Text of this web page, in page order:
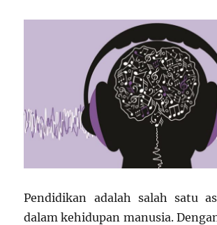
Pendidikan adalah salah satu
dalam kehidupan manusia.